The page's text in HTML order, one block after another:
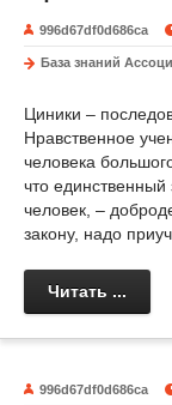
996d67df0d686ca
База знаний
Циники –
Нравственное
человека
что единственный
человек, –
закону, надо
Читать ...
996d67df0d686ca